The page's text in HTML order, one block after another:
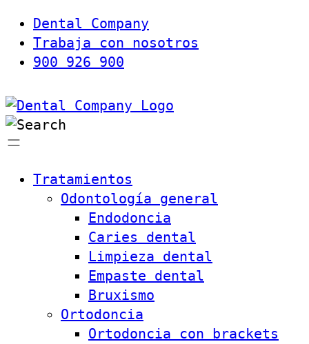
Dental Company
Trabaja con nosotros
900 926 900
Tratamientos
Odontología general
Endodoncia
Caries dental
Limpieza dental
Empaste dental
Bruxismo
Ortodoncia
Ortodoncia con brackets